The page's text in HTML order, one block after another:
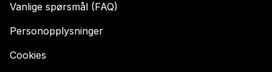
Vanlige spørsmål (FAQ)
Personopplysninger
Cookies